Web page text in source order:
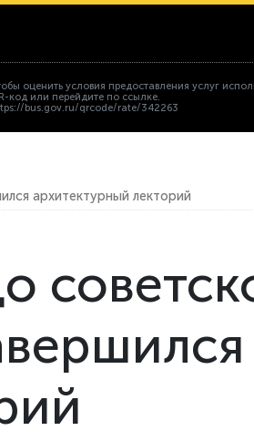
оценить условия предоставления услуг
код или перейдите по ссылке.
bus.gov.ru/qrcode/rate/342263
архитектурный лекторий